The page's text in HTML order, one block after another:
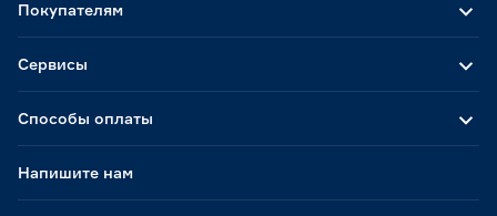
Способы оплаты
Покупателям
Сервисы
Напишите нам